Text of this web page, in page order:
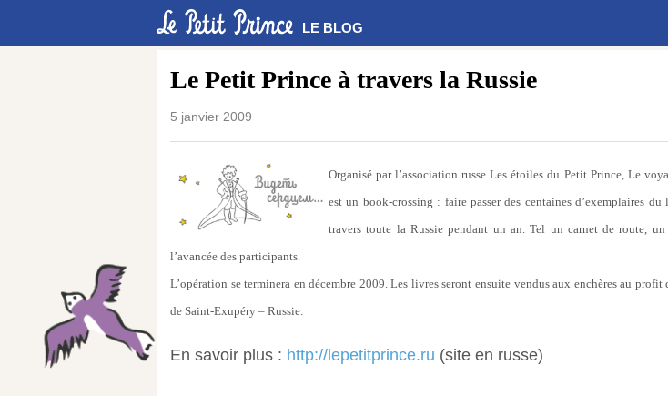
LE BLOG
Le Petit Prince à travers la Russie
5 janvier 2009
Organisé par l’association russe Les étoiles du Petit Prince, Le
est un book-crossing : faire passer des centaines d’exemplaires
travers toute la Russie pendant un an. Tel un carnet de route,
l’avancée des participants.
L’opération se terminera en décembre 2009. Les livres seront ensuite vendus aux enchères au
de Saint-Exupéry – Russie.
En savoir plus : http://lepetitprince.ru (site en russe)